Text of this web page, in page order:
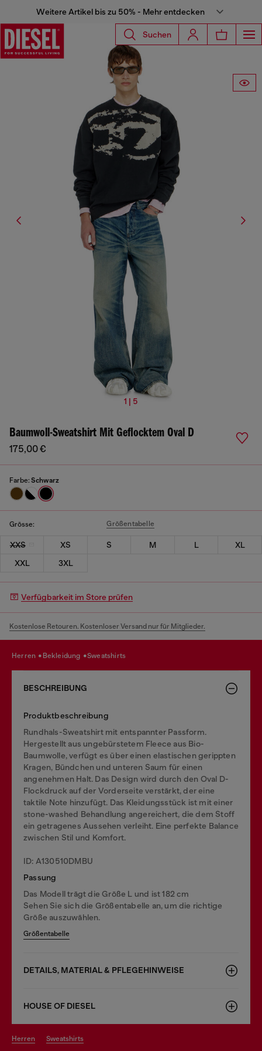
Weitere Artikel bis zu 50% - Mehr entdecken
Suchen
1 | 5
Baumwoll-Sweatshirt Mit Geflocktem Oval D
175,00 €
Farbe: Schwarz
Grösse: Größentabelle
XXS XS S M L
XL
XXL
3XL
Verfügbarkeit im Store prüfen
Kostenlose Retouren. Kostenloser Versand nur für Mitglieder.
herren bekleidung sweatshirts
BESCHREIBUNG
Produktbeschreibung
Rundhals-Sweatshirt mit entspannter Passform.
Hergestellt aus ungebürstetem Fleece aus Bio-
Baumwolle, verfügt es über einen elastischen gerippten
Kragen, Bündchen und unteren Saum für einen
angenehmen Halt. Das Design wird durch den Oval D-
Flockdruck auf der Vorderseite verstärkt, der eine
taktile Note hinzufügt. Das Kleidungsstück ist mit einer
stone-washed Behandlung angereichert, die dem Stoff
ein getragenes Aussehen verleiht. Eine perfekte Balance
zwischen Stil und Komfort.
ID: A130510DMBU
Passung
Das Modell trägt die Größe L und ist 182 cm
Sehen Sie sich die Größentabelle an, um die richtige
Größe auszuwählen.
Größentabelle
DETAILS, MATERIAL & PFLEGEHINWEISE
HOUSE OF DIESEL
herren sweatshirts